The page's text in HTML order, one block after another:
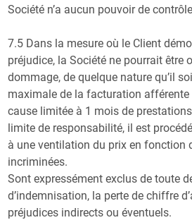
Société n’a aucun pouvoir de
7.5 Dans la mesure où le Client
préjudice, la Société ne pourrait être
dommage, de quelque nature qu’il
maximale de la facturation afférente
cause limitée à 1 mois de
limite de responsabilité, il est
à une ventilation du prix en fonction
incriminées.
Sont expressément exclus de toute
d’indemnisation, la perte de chiffre
préjudices indirects ou éventuels.